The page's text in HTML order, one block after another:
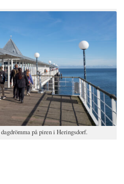
på piren i Heringsdorf.